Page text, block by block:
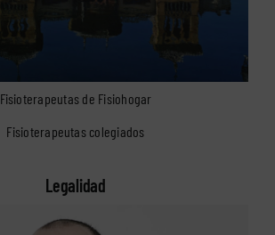
Fisioterapeutas de Fisiohogar
Fisioterapeutas colegiados
Legalidad